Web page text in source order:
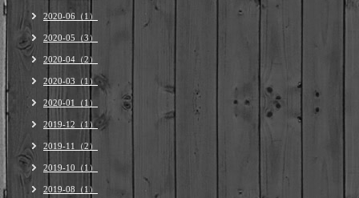
2020-06（1）
2020-05（3）
2020-04（2）
2020-03（1）
2020-01（1）
2019-12（1）
2019-11（2）
2019-10（1）
2019-08（1）